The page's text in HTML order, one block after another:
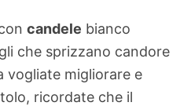
candele bianco
che sprizzano candore
vogliate migliorare e
ricordate che il